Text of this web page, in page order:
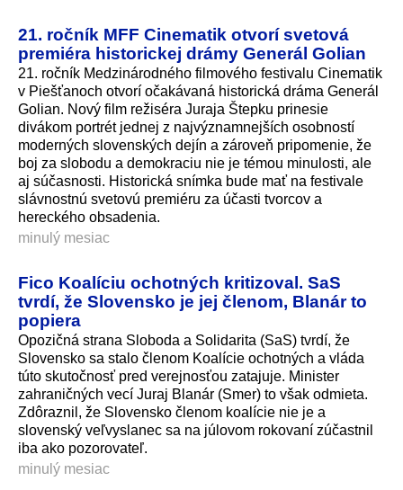
21. ročník MFF Cinematik otvorí svetová
premiéra historickej drámy Generál Golian
21. ročník Medzinárodného filmového festivalu Cinematik
v Piešťanoch otvorí očakávaná historická dráma Generál
Golian. Nový film režiséra Juraja Štepku prinesie
divákom portrét jednej z najvýznamnejších osobností
moderných slovenských dejín a zároveň pripomenie, že
boj za slobodu a demokraciu nie je témou minulosti, ale
aj súčasnosti. Historická snímka bude mať na festivale
slávnostnú svetovú premiéru za účasti tvorcov a
hereckého obsadenia.
minulý mesiac
Fico Koalíciu ochotných kritizoval. SaS
tvrdí, že Slovensko je jej členom, Blanár to
popiera
Opozičná strana Sloboda a Solidarita (SaS) tvrdí, že
Slovensko sa stalo členom Koalície ochotných a vláda
túto skutočnosť pred verejnosťou zatajuje. Minister
zahraničných vecí Juraj Blanár (Smer) to však odmieta.
Zdôraznil, že Slovensko členom koalície nie je a
slovenský veľvyslanec sa na júlovom rokovaní zúčastnil
iba ako pozorovateľ.
minulý mesiac